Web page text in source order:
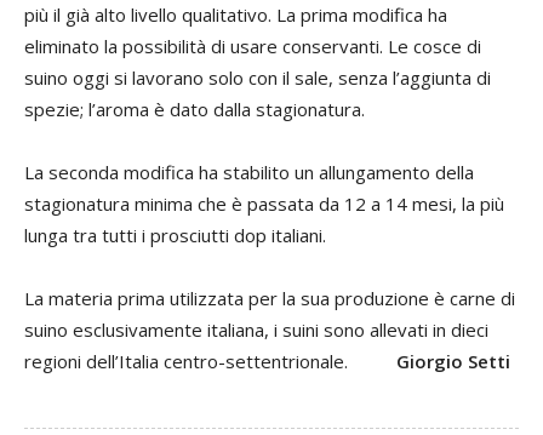
più il già alto livello qualitativo. La prima modifica ha
eliminato la possibilità di usare conservanti. Le cosce di
suino oggi si lavorano solo con il sale, senza l’aggiunta di
spezie; l’aroma è dato dalla stagionatura.
La seconda modifica ha stabilito un allungamento della
stagionatura minima che è passata da 12 a 14 mesi, la più
lunga tra tutti i prosciutti dop italiani.
La materia prima utilizzata per la sua produzione è carne di
suino esclusivamente italiana, i suini sono allevati in dieci
regioni dell’Italia centro-settentrionale. Giorgio Setti